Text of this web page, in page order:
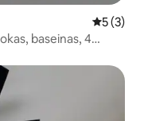
Vidutinis
5 (3)
baseinas, 4